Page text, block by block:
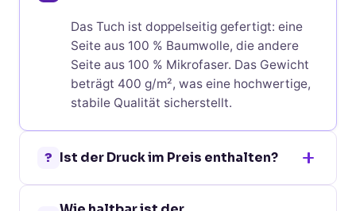
Das Tuch ist doppelseitig gefertigt: eine
Seite aus 100 % Baumwolle, die andere
Seite aus 100 % Mikrofaser. Das Gewicht
beträgt 400 g/m², was eine hochwertige,
stabile Qualität sicherstellt.
? Ist der Druck im Preis enthalten?